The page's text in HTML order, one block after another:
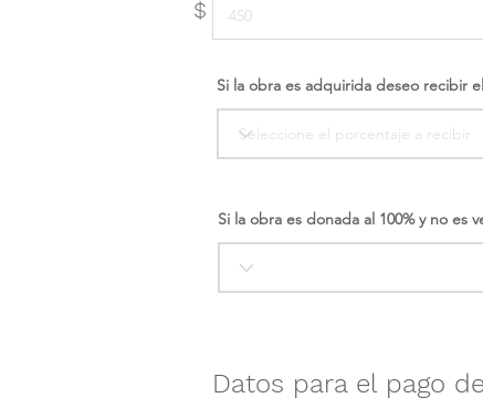
$
Si la obra es adquirida deseo recibir
Si la obra es donada al 100% y no es
Datos para el pago